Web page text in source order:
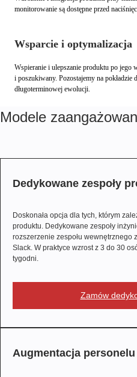
monitorowanie są dostępne przed
Wsparcie i optymalizacja
Wspieranie i ulepszanie produktu po jego
i poszukiwany. Pozostajemy na pokładzie
długoterminowej ewolucji.
Modele
Dedykowane zespoły
Doskonała opcja dla tych, którym
produktu. Dedykowane zespoły
rozszerzenie zespołu wewnętrznego
Slack. W praktyce wzrost z 3 do 30
tygodni.
Zamów
Augmentacja personelu